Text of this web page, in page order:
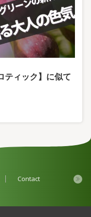
ティック】に似て
Contact